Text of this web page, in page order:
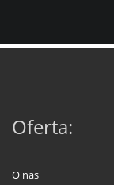
Oferta:
O nas